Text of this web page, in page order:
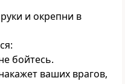
и окрепни в
бойтесь.
ваших врагов,